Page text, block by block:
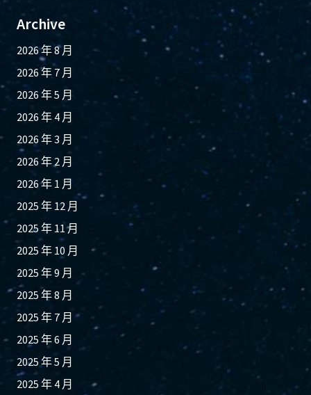
Archive
2026 年 8 月
2026 年 7 月
2026 年 5 月
2026 年 4 月
2026 年 3 月
2026 年 2 月
2026 年 1 月
2025 年 12 月
2025 年 11 月
2025 年 10 月
2025 年 9 月
2025 年 8 月
2025 年 7 月
2025 年 6 月
2025 年 5 月
2025 年 4 月